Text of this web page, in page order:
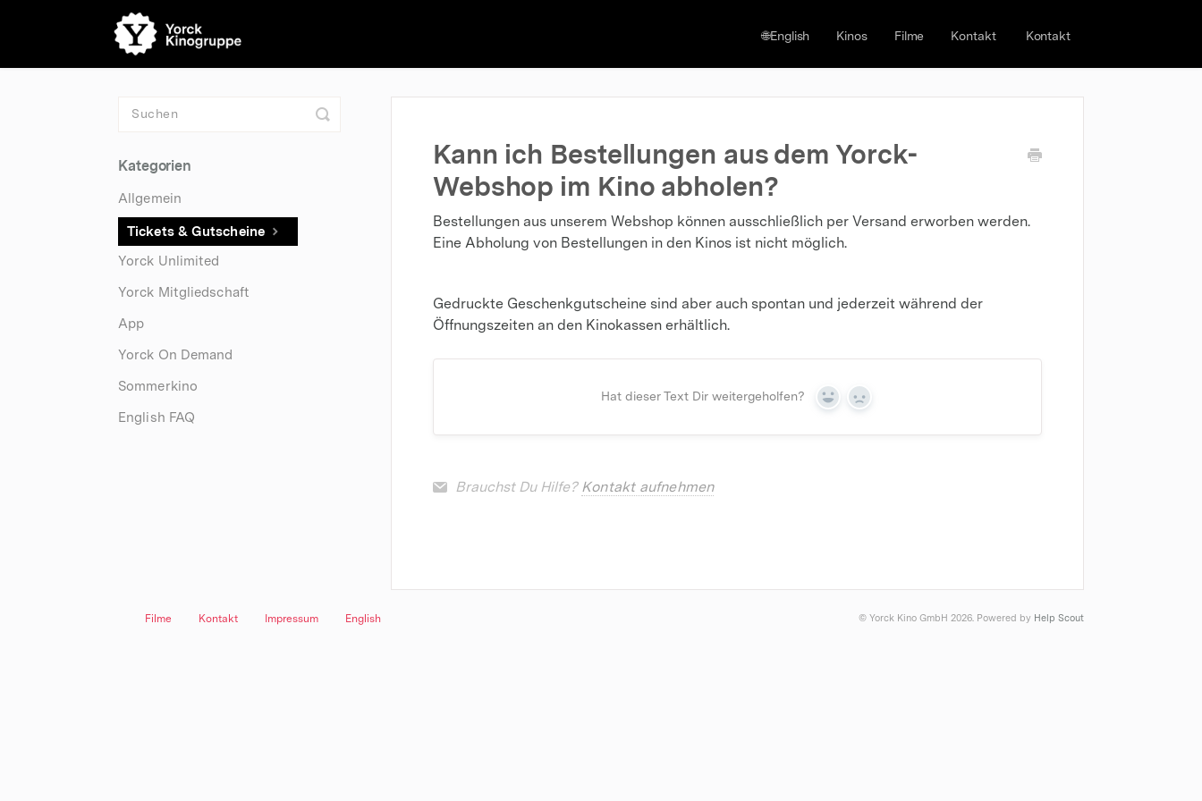
🌐English Kinos Filme Kontakt Kontakt
Kann ich Bestellungen aus dem Yorck-
Webshop im Kino abholen?
Bestellungen aus unserem Webshop können ausschließlich per Versand erworben werden.
Eine Abholung von Bestellungen in den Kinos ist nicht möglich.
Gedruckte Geschenkgutscheine sind aber auch spontan und jederzeit während der
Öffnungszeiten an den Kinokassen erhältlich.
Hat dieser Text Dir weitergeholfen?
Yes No
Brauchst Du Hilfe? Kontakt aufnehmen
Toggle
Kategorien
Allgemein
Tickets & Gutscheine
Yorck Unlimited
Yorck Mitgliedschaft
App
Yorck On Demand
Sommerkino
English FAQ
Filme Kontakt Impressum English © Yorck Kino GmbH 2026. Powered by Help Scout